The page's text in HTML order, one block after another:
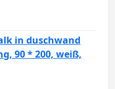
in duschwand
90 * 200, weiß,